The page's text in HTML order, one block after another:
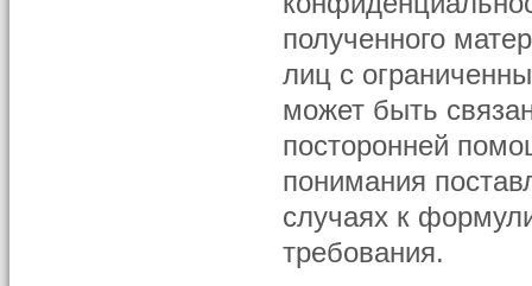
полученного
лиц с
может быть
посторонней
понимания
случаях к
требования.